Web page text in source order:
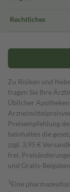
Rechtliches
Zu Risiken und
fragen Sie Ihre
Üblicher
Preisempfehlung
beinhalten die
zzgl. 3,95 €
frei.
und Gratis-
1 Eine